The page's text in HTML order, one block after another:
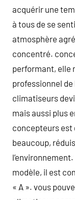
acquérir une
à tous de se
atmosphère
concentré.
performant, elle
professionnel
climatiseurs
mais aussi plus
concepteurs est
beaucoup,
modèle, il est
« A ». vous